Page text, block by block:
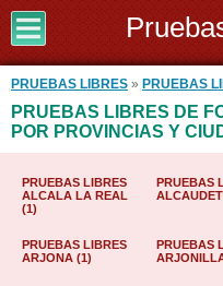
PRUEBAS LIBRES » PRUEBAS
PRUEBAS LIBRES DE
POR PROVINCIAS Y
PRUEBAS LIBRES
ALCALA LA REAL
(1)
PRUEBAS
PRUEBAS LIBRES
ARJONA (1)
PRUEBAS